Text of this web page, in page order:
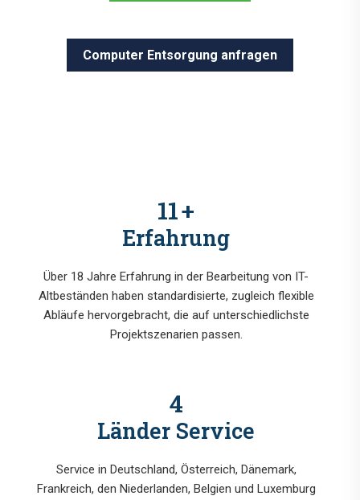
Computer Entsorgung anfragen
14 +
Erfahrung
Über 18 Jahre Erfahrung in der Bearbeitung von IT-
Altbeständen haben standardisierte, zugleich flexible
Abläufe hervorgebracht, die auf unterschiedlichste
Projektszenarien passen.
5
Länder Service
Service in Deutschland, Österreich, Dänemark,
Frankreich, den Niederlanden, Belgien und Luxemburg